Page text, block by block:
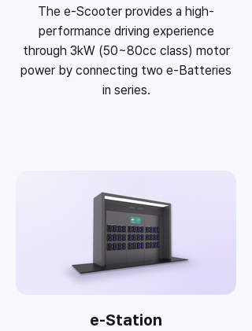
The e-Scooter provides a high-
performance driving experience
through 3kW (50~80cc class) motor
power by connecting two e-Batteries
in series.
e-Station